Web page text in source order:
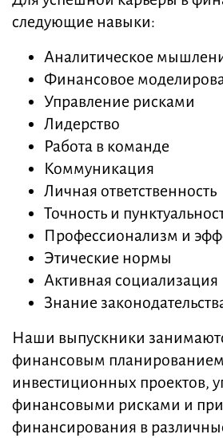
следующие навыки:
Аналитическое
Финансовое
Управление рисками
Лидерство
Работа в команде
Коммуникация
Личная ответственность
Точность и
Профессионализм и
Этические нормы
Активная социализация
Знание
Наши выпускники
финансовым
инвестиционных проектов,
финансовыми рисками и
финансирования в